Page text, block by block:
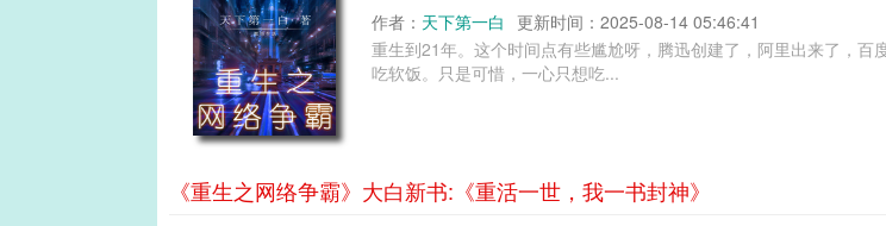
作者： 天下第一白 更新时间：2025-08-14 05:46:41
重生到21年。这个时间点有些尴尬呀，腾迅创建了，阿里出来了，
吃软饭。只是可惜，一心只想吃...
《重生之网络争霸》大白新书:《重活一世，我一书封神》